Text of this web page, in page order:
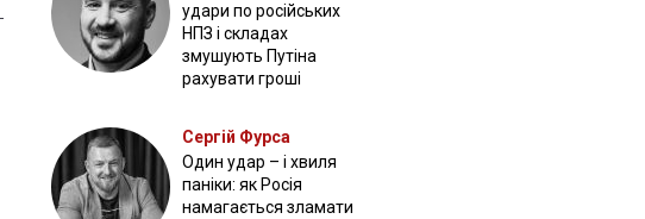
удари по російських
НПЗ і складах
змушують Путіна
рахувати гроші
Сергій Фурса
Один удар – і хвиля
паніки: як Росія
намагається зламати